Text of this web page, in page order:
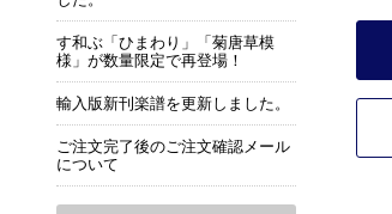
す和ぶ「ひまわり」「菊唐草模
様」が数量限定で再登場！
輸入版新刊楽譜を更新しました。
ご注文完了後のご注文確認メール
について